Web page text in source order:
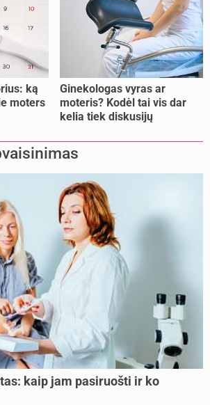
ką
moters
Ginekologas vyras ar
moteris? Kodėl tai vis dar
kelia tiek diskusijų
kaip jam pasiruošti ir ko